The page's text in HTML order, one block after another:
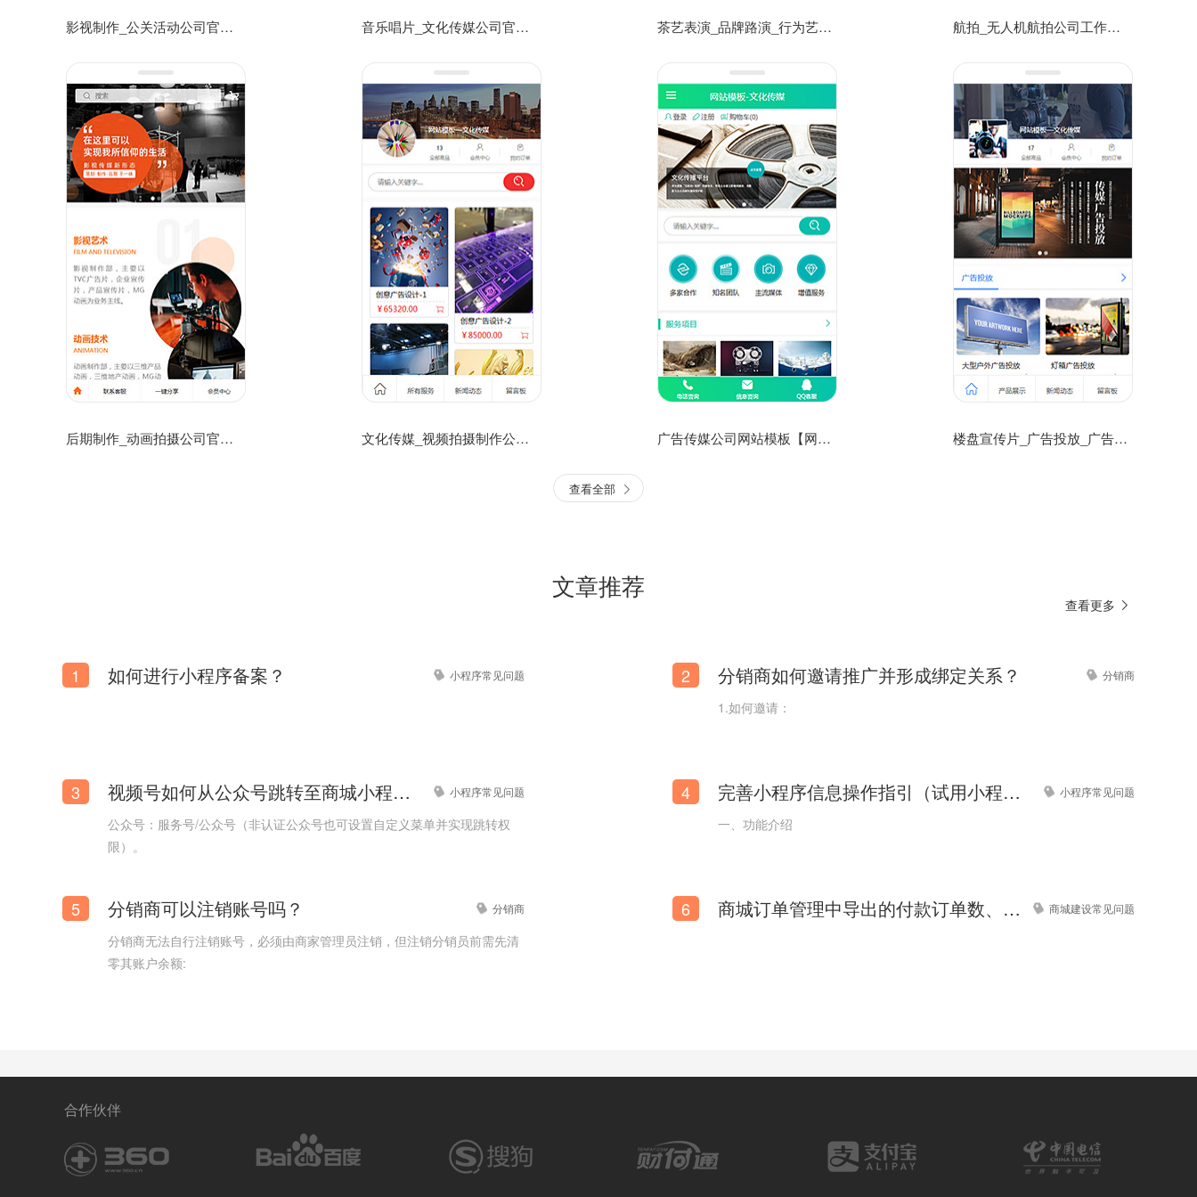
影视制作_公关活动公司官方手机网站模板免费下载 音乐唱片_文化传媒公司官方手机网站模板源码免费下载 茶艺表演_品牌路演_行为艺术公司工作室网站模板 航拍_无人机航拍公司工作室手机网站模板
后期制作_动画拍摄公司官方手机网站模板源码免费下载 文化传媒_视频拍摄制作公司官网网站模板 广告传媒公司网站模板【网络传媒公司网站模板】 楼盘宣传片_广告投放_广告片制作公司网站模板
查看全部
文章推荐
查看更多
1 如何进行小程序备案？ 小程序常见问题 2 分销商如何邀请推广并形成绑定关系？ 分销商
1.如何邀请：
3 视频号如何从公众号跳转至商城小程序？ 小程序常见问题
公众号：服务号/公众号（非认证公众号也可设置自定义菜单并实现跳转权
限）。
4 完善小程序信息操作指引（试用小程序） 小程序常见问题
一、功能介绍
5 分销商可以注销账号吗？ 分销商
分销商无法自行注销账号，必须由商家管理员注销，但注销分销员前需先清
零其账户余额:
6 商城订单管理中导出的付款订单数、付款金额与数据统计的数据对不上，怎么处理？ 商城建设常见问题
合作伙伴